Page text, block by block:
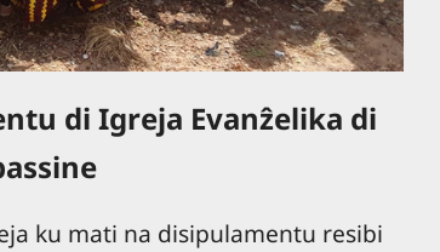
di Igreja Evanẑelika di
ku mati na disipulamentu resibi